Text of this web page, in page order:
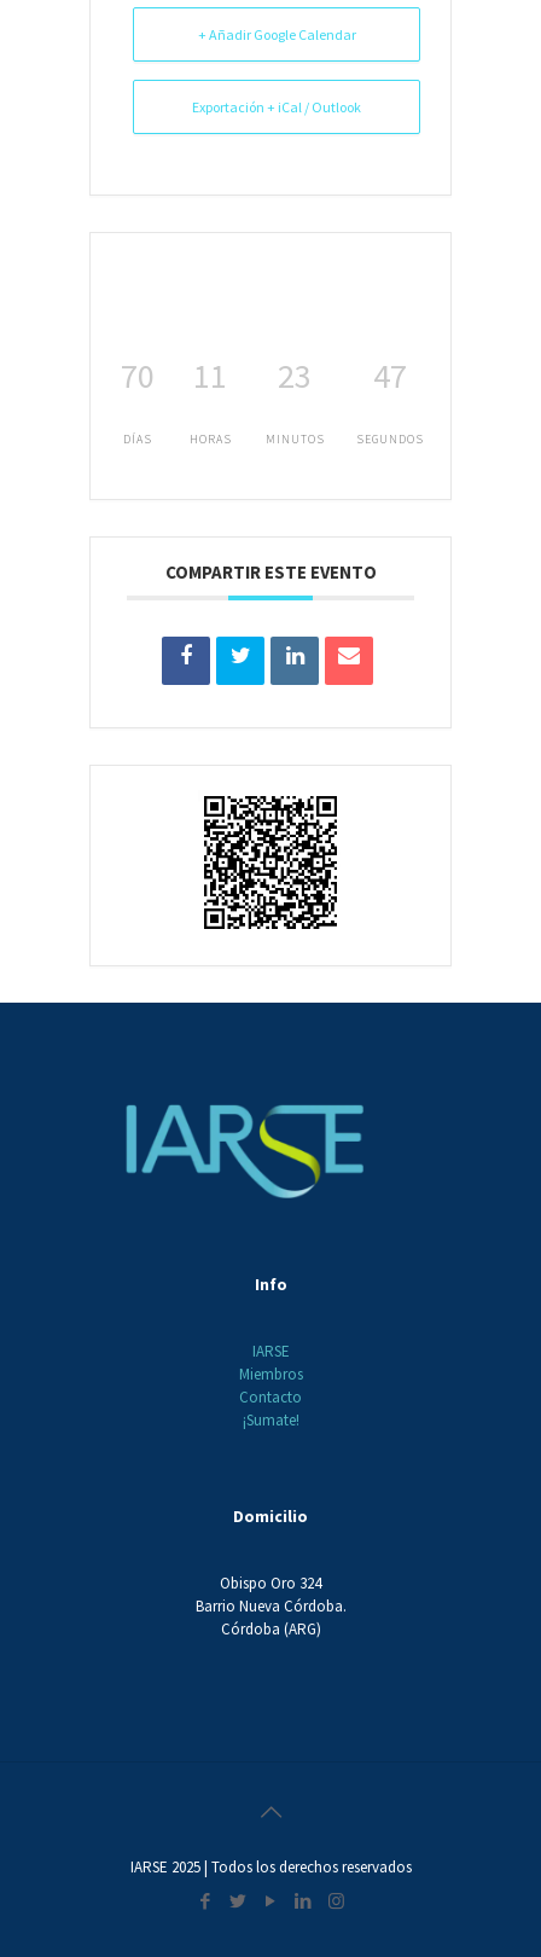
+ Añadir Google Calendar
Exportación + iCal / Outlook
70
DÍAS
11
HORAS
23
MINUTOS
47
SEGUNDOS
COMPARTIR ESTE EVENTO
Info
IARSE
Miembros
Contacto
¡Sumate!
Domicilio
Obispo Oro 324
Barrio Nueva Córdoba.
Córdoba (ARG)
IARSE 2025 | Todos los derechos reservados